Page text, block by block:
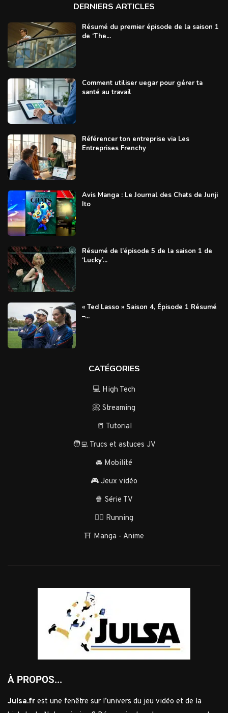
DERNIERS ARTICLES
Résumé du premier épisode de la saison 1
de ‘The...
Comment utiliser uegar pour gérer ta
santé au travail
Référencer ton entreprise via Les
Entreprises Frenchy
Avis Manga : Le Journal des Chats de Junji
Ito
Résumé de l’épisode 5 de la saison 1 de
‘Lucky’...
« Ted Lasso » Saison 4, Épisode 1 Résumé
–...
CATÉGORIES
💻 High Tech
📀 Streaming
📒 Tutorial
🧑‍💻 Trucs et astuces JV
🚘 Mobilité
🎮 Jeux vidéo
🍿 Série TV
🏃‍♂️ Running
⛩️ Manga - Anime
À PROPOS...
Julsa.fr est une fenêtre sur l’univers du jeu vidéo et de la